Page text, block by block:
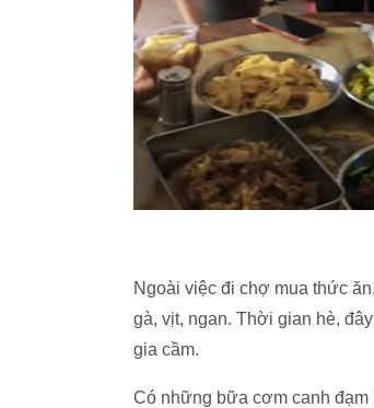
Ngoài việc đi chợ mua thức
gà, vịt, ngan. Thời gian hè,
gia cầm.
Có những bữa cơm canh đạm